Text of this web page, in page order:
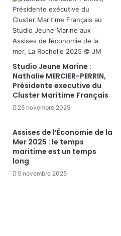
Studio Jeune Marine :
Nathalie MERCIER-PERRIN,
Présidente executive du
Cluster Maritime Français
25 novembre 2025
Assises de l’Économie de la
Mer 2025 : le temps
maritime est un temps
long
5 novembre 2025